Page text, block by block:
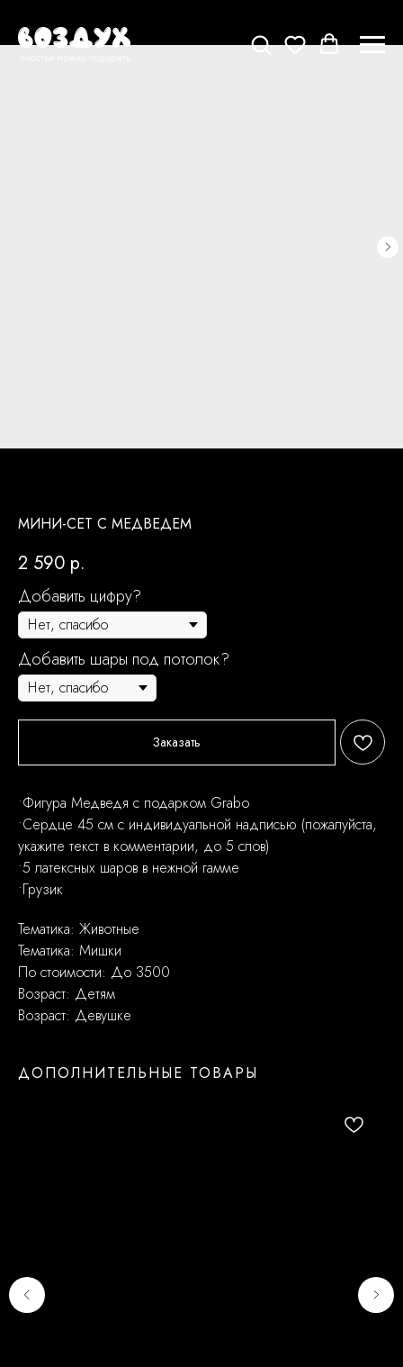
МИНИ-СЕТ С МЕДВЕДЕМ
2 590 р.
Добавить цифру?
Добавить шары под потолок?
Заказать
•Фигура Медведя с подарком Grabo
•Сердце 45 см с индивидуальной надписью (пожалуйста,
укажите текст в комментарии, до 5 слов)
•5 латексных шаров в нежной гамме
•Грузик
Тематика: Животные
Тематика: Мишки
По стоимости: До 3500
Возраст: Детям
Возраст: Девушке
ДОПОЛНИТЕЛЬНЫЕ ТОВАРЫ